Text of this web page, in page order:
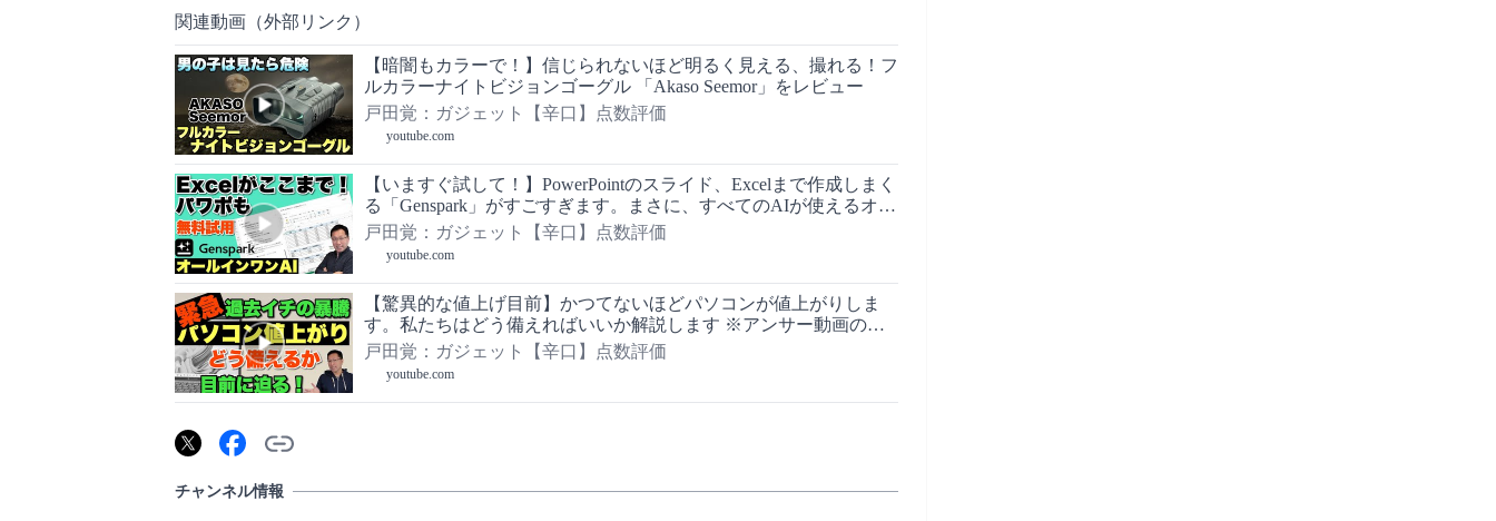
関連動画（外部リンク）
【暗闇もカラーで！】信じられないほど明るく見える、撮れる！フ
ルカラーナイトビジョンゴーグル 「Akaso Seemor」をレビュー
戸田覚：ガジェット【辛口】点数評価
youtube.com
【いますぐ試して！】PowerPointのスライド、Excelまで作成しまく
る「Genspark」がすごすぎます。まさに、すべてのAIが使えるオー
ルインワンAIワークスペースですね！
戸田覚：ガジェット【辛口】点数評価
youtube.com
【驚異的な値上げ目前】かつてないほどパソコンが値上がりしま
す。私たちはどう備えればいいか解説します ※アンサー動画の第
二弾は概要欄のリンクからご覧ください
戸田覚：ガジェット【辛口】点数評価
youtube.com
チャンネル情報